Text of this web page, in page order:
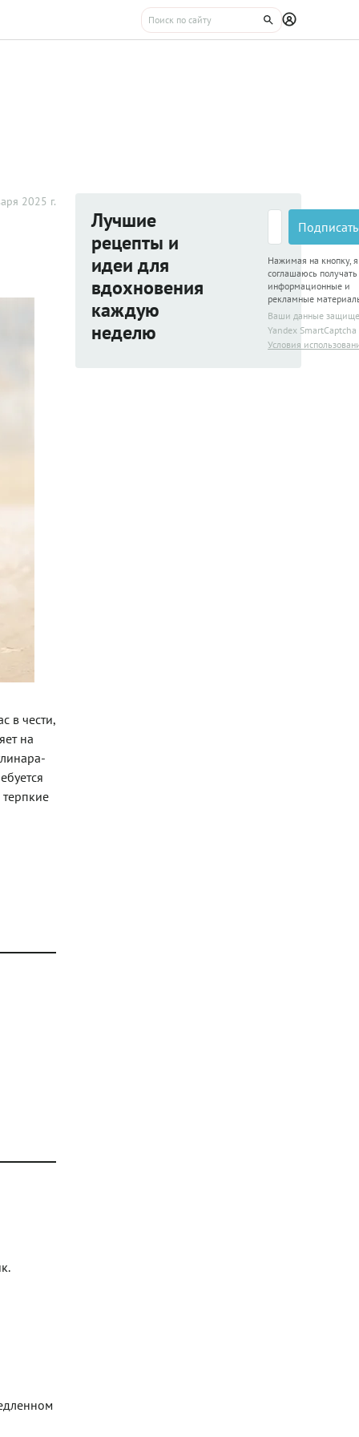
2025 г.
в чести,
на
Лучшие
рецепты и
идеи для
вдохновения
каждую
неделю
Нажимая на кнопку, я
соглашаюсь получать
информационные и
рекламные
Ваши данные
Yandex SmartCaptcha
Условия